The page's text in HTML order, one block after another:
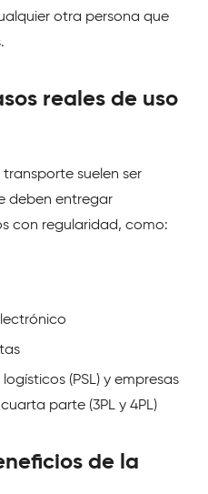
otra persona que
reales de uso
suelen ser
deben entregar
con regularidad, como:
(PSL) y empresas
parte (3PL y 4PL)
de la